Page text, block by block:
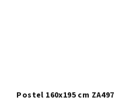
Postel 160x195 cm ZA497